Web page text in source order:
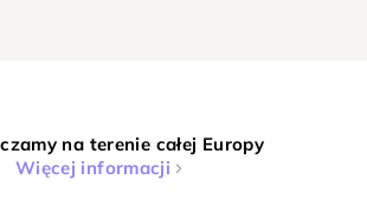
na terenie całej Europy
Więcej informacji